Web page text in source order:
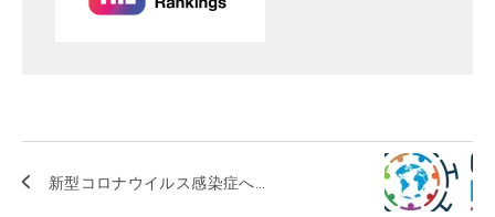
新型コロナウイルス感染症へ...